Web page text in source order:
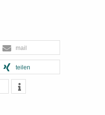
mail
teilen